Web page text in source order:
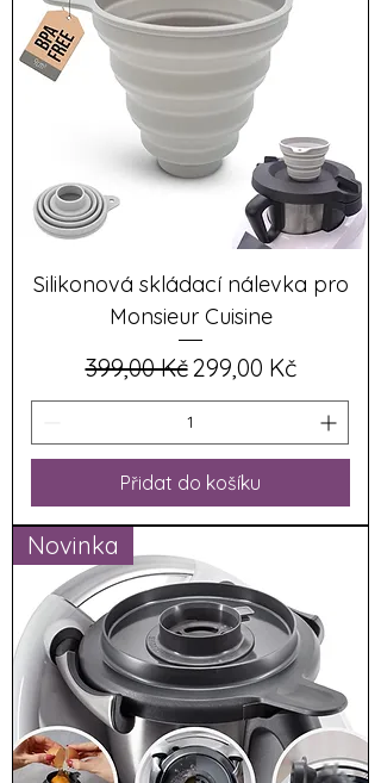
Silikonová skládací nálevka pro
Monsieur Cuisine
Běžná cena
399,00 KčZvýhodněná cena
299,00 Kč
Přidat do košíku
Novinka